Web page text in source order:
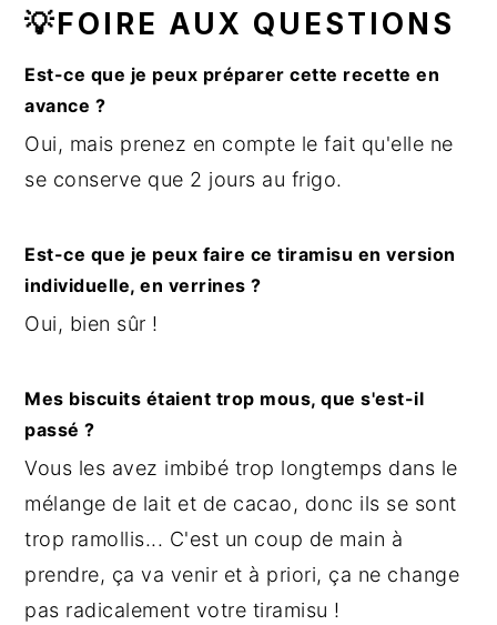
💡FOIRE AUX QUESTIONS
Est-ce que je peux préparer cette recette en
avance ?
Oui, mais prenez en compte le fait qu'elle ne
se conserve que 2 jours au frigo.
Est-ce que je peux faire ce tiramisu en version
individuelle, en verrines ?
Oui, bien sûr !
Mes biscuits étaient trop mous, que s'est-il
passé ?
Vous les avez imbibé trop longtemps dans le
mélange de lait et de cacao, donc ils se sont
trop ramollis... C'est un coup de main à
prendre, ça va venir et à priori, ça ne change
pas radicalement votre tiramisu !